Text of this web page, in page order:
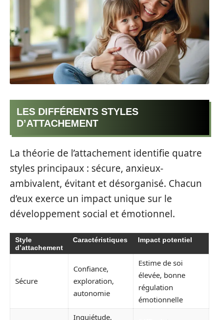
LES DIFFÉRENTS STYLES
D’ATTACHEMENT
La théorie de l’attachement identifie quatre
styles principaux : sécure, anxieux-
ambivalent, évitant et désorganisé. Chacun
d’eux exerce un impact unique sur le
développement social et émotionnel.
Style
d’attachement
Caractéristiques Impact potentiel
Sécure
Confiance,
exploration,
autonomie
Estime de soi
élevée, bonne
régulation
émotionnelle
Inquiétude,